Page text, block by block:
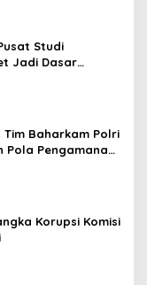
Studi
Jadi Dasar
Tim Baharkam Polri
Pola Pengamanan
Korupsi Komisi